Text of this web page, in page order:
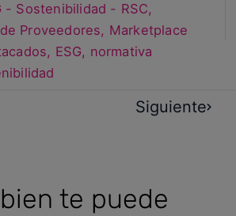
- Sostenibilidad - RSC,
Proveedores, Marketplace
, ESG, normativa
Siguiente
te puede